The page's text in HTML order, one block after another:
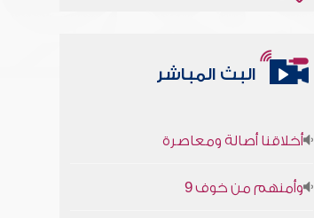
البث المباشر